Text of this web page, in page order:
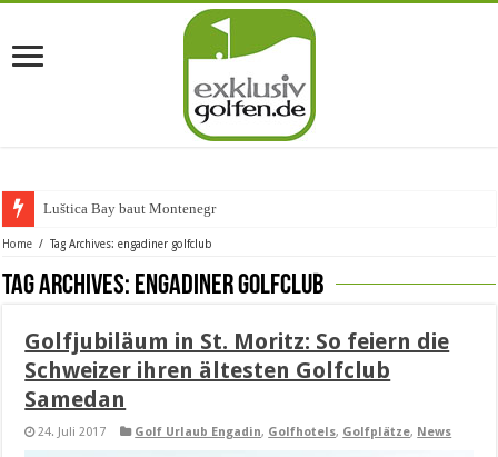
Luštica Bay baut Montenegros er
Home / Tag Archives: engadiner golfclub
Tag Archives: engadiner golfclub
Golfjubiläum in St. Moritz: So feiern die
Schweizer ihren ältesten Golfclub
Samedan
24. Juli 2017 Golf Urlaub Engadin, Golfhotels, Golfplätze, News